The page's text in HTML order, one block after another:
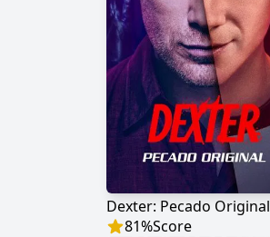
Dexter: Pecado Original
81%Score